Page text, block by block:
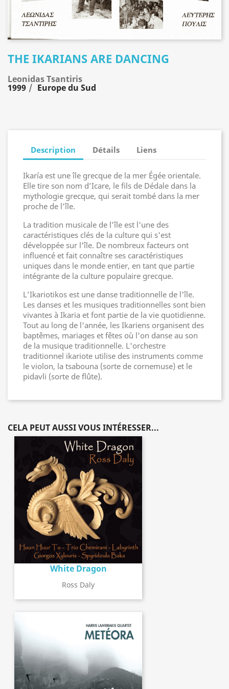
THE IKARIANS ARE DANCING
Leonidas Tsantiris
1999 Europe du Sud
Description Détails Liens
Ikaría est une île grecque de la mer Égée orientale.
Elle tire son nom d’Icare, le fils de Dédale dans la
mythologie grecque, qui serait tombé dans la mer
proche de l’île.
La tradition musicale de l'île est l'une des
caractéristiques clés de la culture qui s'est
développée sur l'île. De nombreux facteurs ont
influencé et fait connaître ses caractéristiques
uniques dans le monde entier, en tant que partie
intégrante de la culture populaire grecque.
L’Ikariotikos est une danse traditionnelle de l'île.
Les danses et les musiques traditionnelles sont bien
vivantes à Ikaria et font partie de la vie quotidienne.
Tout au long de l'année, les Ikariens organisent des
baptêmes, mariages et fêtes où l'on danse au son
de la musique traditionnelle. L'orchestre
traditionnel ikariote utilise des instruments comme
le violon, la tsabouna (sorte de cornemuse) et le
pidavli (sorte de flûte).
CELA PEUT AUSSI VOUS INTÉRESSER...
White Dragon
Ross Daly